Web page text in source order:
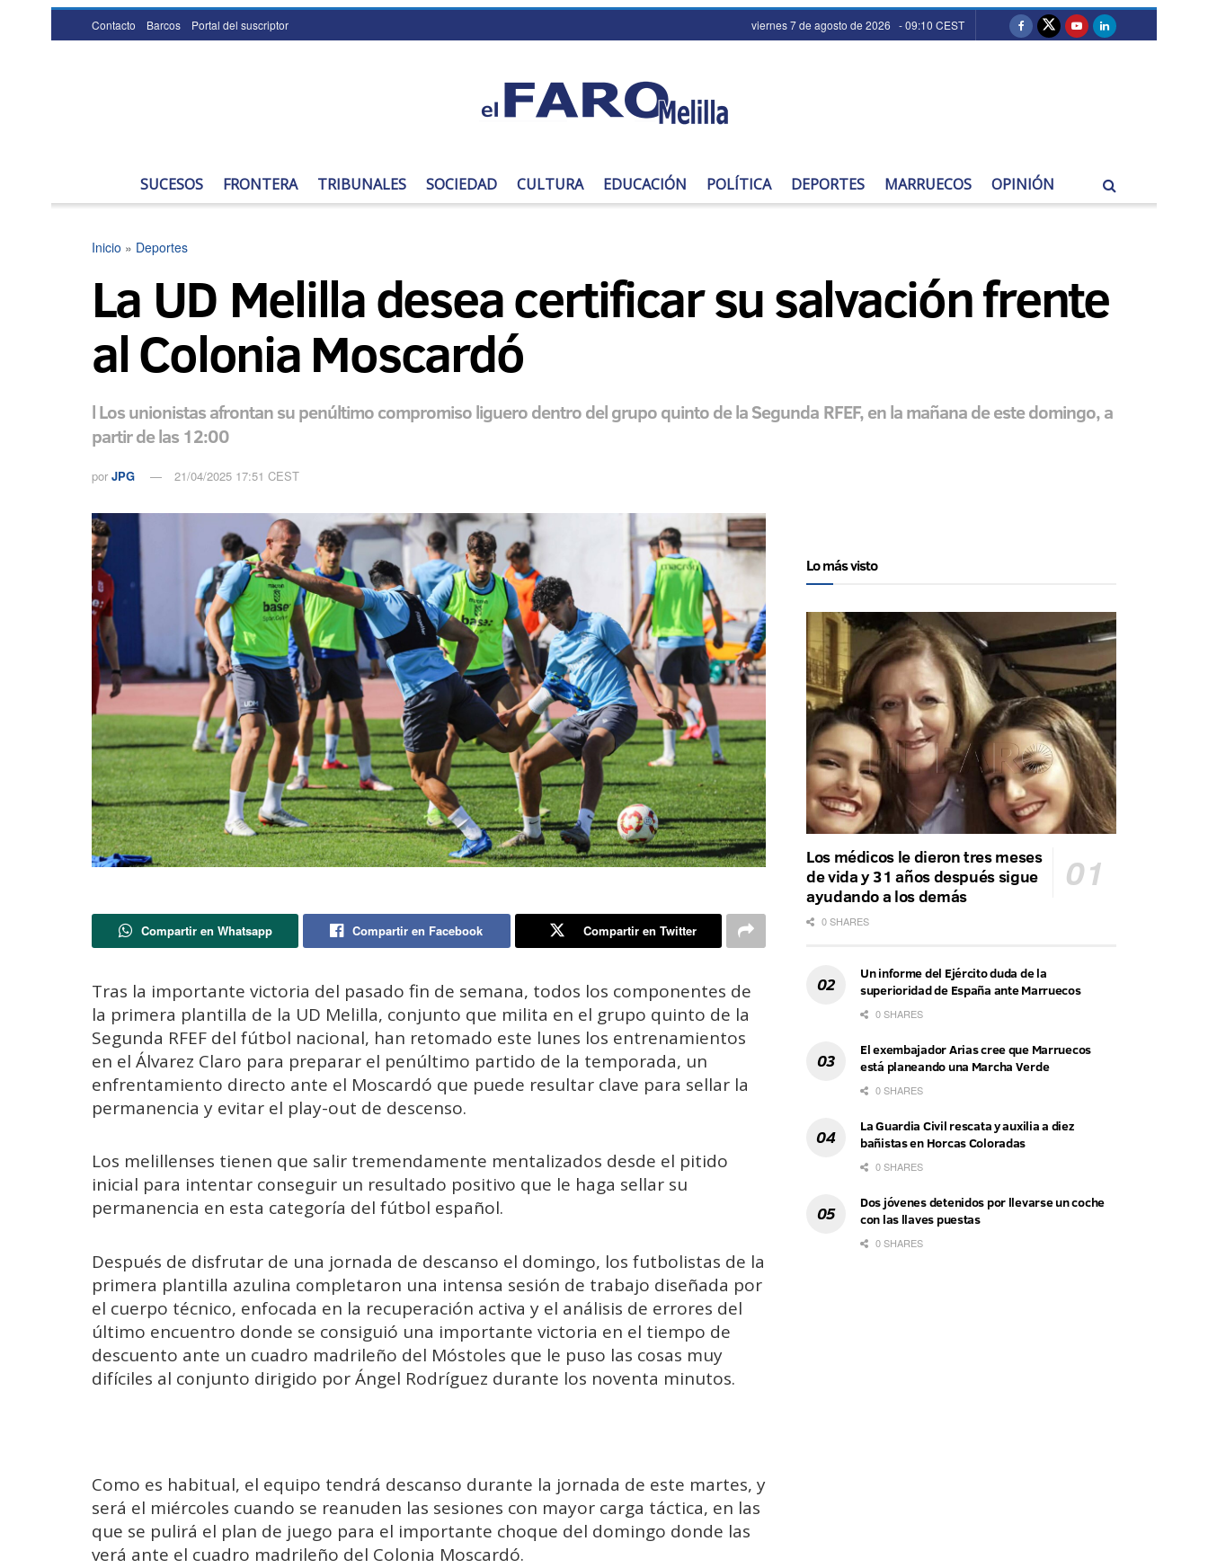
Contacto Barcos Portal del suscriptor viernes 7 de agosto de 2026 - 09:10 CEST
SUCESOS FRONTERA TRIBUNALES SOCIEDAD CULTURA EDUCACIÓN POLÍTICA DEPORTES MARRUECOS OPINIÓN
Inicio » Deportes
La UD Melilla desea certificar su salvación frente
al Colonia Moscardó
l Los unionistas afrontan su penúltimo compromiso liguero dentro del grupo quinto de la Segunda RFEF, en la mañana de este domingo, a
partir de las 12:00
por JPG 21/04/2025 17:51 CEST
Compartir en Whatsapp Compartir en Facebook Compartir en Twitter
Tras la importante victoria del pasado fin de semana, todos los componentes de
la primera plantilla de la UD Melilla, conjunto que milita en el grupo quinto de la
Segunda RFEF del fútbol nacional, han retomado este lunes los entrenamientos
en el Álvarez Claro para preparar el penúltimo partido de la temporada, un
enfrentamiento directo ante el Moscardó que puede resultar clave para sellar la
permanencia y evitar el play-out de descenso.
Los melillenses tienen que salir tremendamente mentalizados desde el pitido
inicial para intentar conseguir un resultado positivo que le haga sellar su
permanencia en esta categoría del fútbol español.
Después de disfrutar de una jornada de descanso el domingo, los futbolistas de la
primera plantilla azulina completaron una intensa sesión de trabajo diseñada por
el cuerpo técnico, enfocada en la recuperación activa y el análisis de errores del
último encuentro donde se consiguió una importante victoria en el tiempo de
descuento ante un cuadro madrileño del Móstoles que le puso las cosas muy
difíciles al conjunto dirigido por Ángel Rodríguez durante los noventa minutos.
Como es habitual, el equipo tendrá descanso durante la jornada de este martes, y
será el miércoles cuando se reanuden las sesiones con mayor carga táctica, en las
que se pulirá el plan de juego para el importante choque del domingo donde las
verá ante el cuadro madrileño del Colonia Moscardó.
Lo más visto
Los médicos le dieron tres meses
de vida y 31 años después sigue
ayudando a los demás
0 SHARES
Un informe del Ejército duda de la
superioridad de España ante Marruecos
0 SHARES
El exembajador Arias cree que Marruecos
está planeando una Marcha Verde
0 SHARES
La Guardia Civil rescata y auxilia a diez
bañistas en Horcas Coloradas
0 SHARES
Dos jóvenes detenidos por llevarse un coche
con las llaves puestas
0 SHARES